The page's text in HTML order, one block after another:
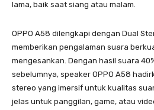
lama, baik saat siang atau malam.
OPPO A58 dilengkapi dengan Dual
memberikan pengalaman suara
mengesankan. Dengan hasil suara
sebelumnya, speaker OPPO A58
stereo yang imersif untuk kualitas
jelas untuk panggilan, game, atau